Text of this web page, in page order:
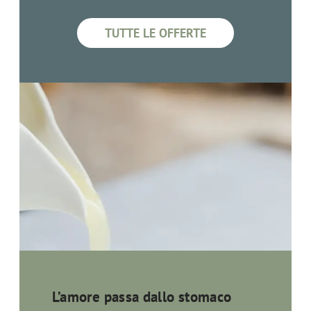
TUTTE LE OFFERTE
L’amore passa dallo stomaco